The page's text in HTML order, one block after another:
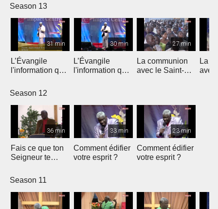
appartient
Season 13
31 min
L’Évangile
l'information qui
30 min
L’Évangile
l'information qui
27 min
La communion
avec le Saint-
La
avec
Season 12
36 min
Fais ce que ton
Seigneur te
33 min
Comment édifier
votre esprit ?
23 min
Comment édifier
votre esprit ?
Season 11